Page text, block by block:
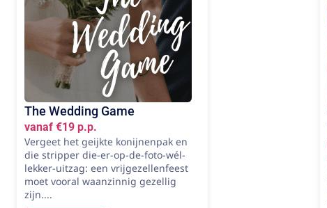
The Wedding Game
vanaf €19 p.p.
Vergeet het geijkte konijnenpak en
die stripper die-er-op-de-foto-wél-
lekker-uitzag: een vrijgezellenfeest
moet vooral waanzinnig gezellig
zijn....